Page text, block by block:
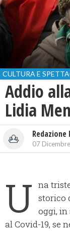
CULTURA E
Addio
Lidia
Redazione
07
U na
storico
oggi,
al Covid-19, se